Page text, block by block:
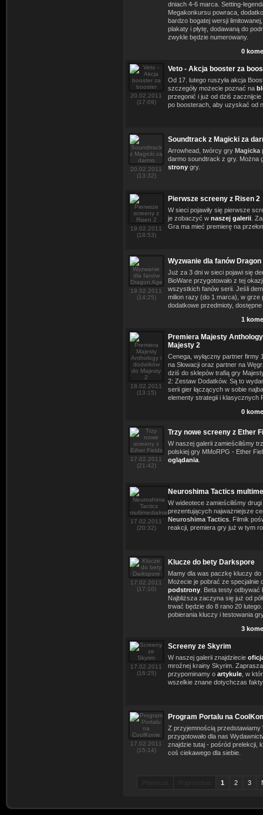
dniach 4-6 marca. Setting-
Megakonkursu powraca,
bardzo bogatej wersji
plakaty i płytę, dodawaną do
zwykle będzie numerowany.
0
20.02.2011
(17:09)
Veto - Akcja booster za
Od 17. lutego ruszyła akcja
szczegóły możecie poznać na
przegonić i już od dziś
po boosterach, aby uzyskać od
20.02.2011
(13:32)
Soundtrack z Magicki za
Arrowhead, twórcy gry Magicka
darmo soundtrack z gry. Można
strony gry.
19.02.2011
(18:53)
Pierwsze screeny z Risen 2
W sieci pojawiły się pierwsze
je zobaczyć w naszej galerii .
Gra ma mieć premierę na
19.02.2011
(14:25)
Wyzwanie dla fanów Dragon
Już za 3 dni w sieci pojawi się
BioWare przygotowało z tej
wszystkich fanów serii. Jeśli
milion razy (do 1 marca), w grze
dodatkowe przedmioty,
1
18.02.2011
(13:15)
Premiera Majesty
Majesty 2
Cenega, wyłączny partner firmy
na Słowacji oraz partner na
dziś do sklepów trafią gry
2: Zestaw Dodatków. Są to
serii gier łączących w sobie
elementy strategii i klasycznych
0
17.02.2011
(21:42)
Trzy nowe screeny z Ether
W naszej galerii zamieściliśmy
polskiej gry MMoRPG - Ether
oglądania
17.02.2011
(20:32)
Neuroshima Tactics
W wideotece zamieściliśmy
prezentujących najważniejsze
Neuroshima Tactics . Filmik
reakcji, premiera gry już w tym
17.02.2011
(17:10)
Klucze do bety Darkspore
Mamy dla was paczkę kluczy
Możecie je pobrać ze specjalnie
podstrony . Beta testy
Najbliższa zaczyna się już od
trwać będzie do 8 rano 20
pobierania kluczy i testowania
3
17.02.2011
(16:25)
Screeny ze Skyrim
W naszej galerii znajdziecie
mroźnej krainy Skyrim.
przypominamy o artykule , w
wszelkie znane dotychczas
17.02.2011
(15:14)
Program Portalu na
Z przyjemnością przedstawiamy
przygotowało dla nas
znajdzie tutaj - pośród prelekcji,
coś ciekawego dla siebie.
1 2 3